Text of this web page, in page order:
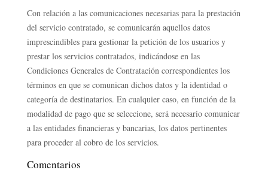
Con relación a las comunicaciones necesarias para la prestación
del servicio contratado, se comunicarán aquellos datos
imprescindibles para gestionar la petición de los usuarios y
prestar los servicios contratados, indicándose en las
Condiciones Generales de Contratación correspondientes los
términos en que se comunican dichos datos y la identidad o
categoría de destinatarios. En cualquier caso, en función de la
modalidad de pago que se seleccione, será necesario comunicar
a las entidades financieras y bancarias, los datos pertinentes
para proceder al cobro de los servicios.
Comentarios